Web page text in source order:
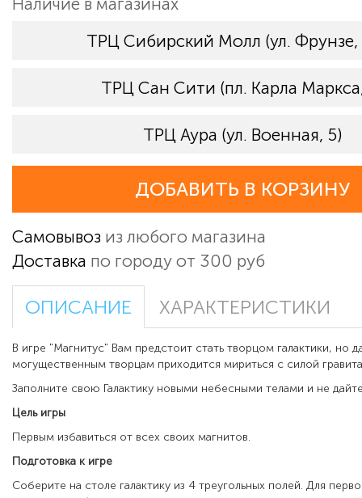
ТРЦ Сибирский Молл (ул.
ТРЦ Сан Сити (пл. Карла
ТРЦ Аура (ул. Военная, 5)
ДОБАВИТЬ В КОРЗИНУ
Самовывоз из любого магазина
Доставка по городу от 300 руб
ОПИСАНИЕ ХАРАКТЕРИСТИКИ
В игре "Магнитус" Вам предстоит стать творцом галактики, но
могущественным творцам приходится мириться с силой
Заполните свою Галактику новыми небесными телами и не
Цель игры
Первым избавиться от всех своих магнитов.
Подготовка к игре
Соберите на столе галактику из 4 треугольных полей. Для